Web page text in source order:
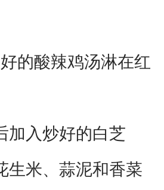
的酸辣鸡汤淋在红
加入炒好的白芝
生米、蒜泥和香菜